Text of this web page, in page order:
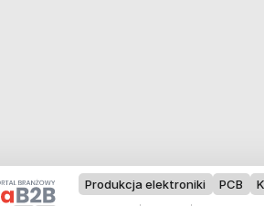
Produkcja elektroniki PCB